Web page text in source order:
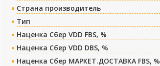
Страна производитель
Тип
Наценка Сбер VDD FBS, %
Наценка Сбер VDD DBS, %
Наценка Сбер МАРКЕТ.ДОСТАВКА FBS, %